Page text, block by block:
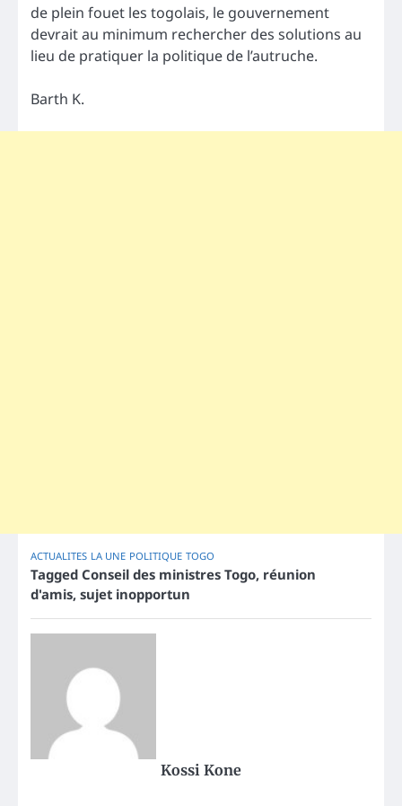
de plein fouet les togolais, le gouvernement
devrait au minimum rechercher des solutions au
lieu de pratiquer la politique de l’autruche.
Barth K.
ACTUALITES LA UNE POLITIQUE TOGO
Tagged Conseil des ministres Togo, réunion
d'amis, sujet inopportun
Kossi Kone